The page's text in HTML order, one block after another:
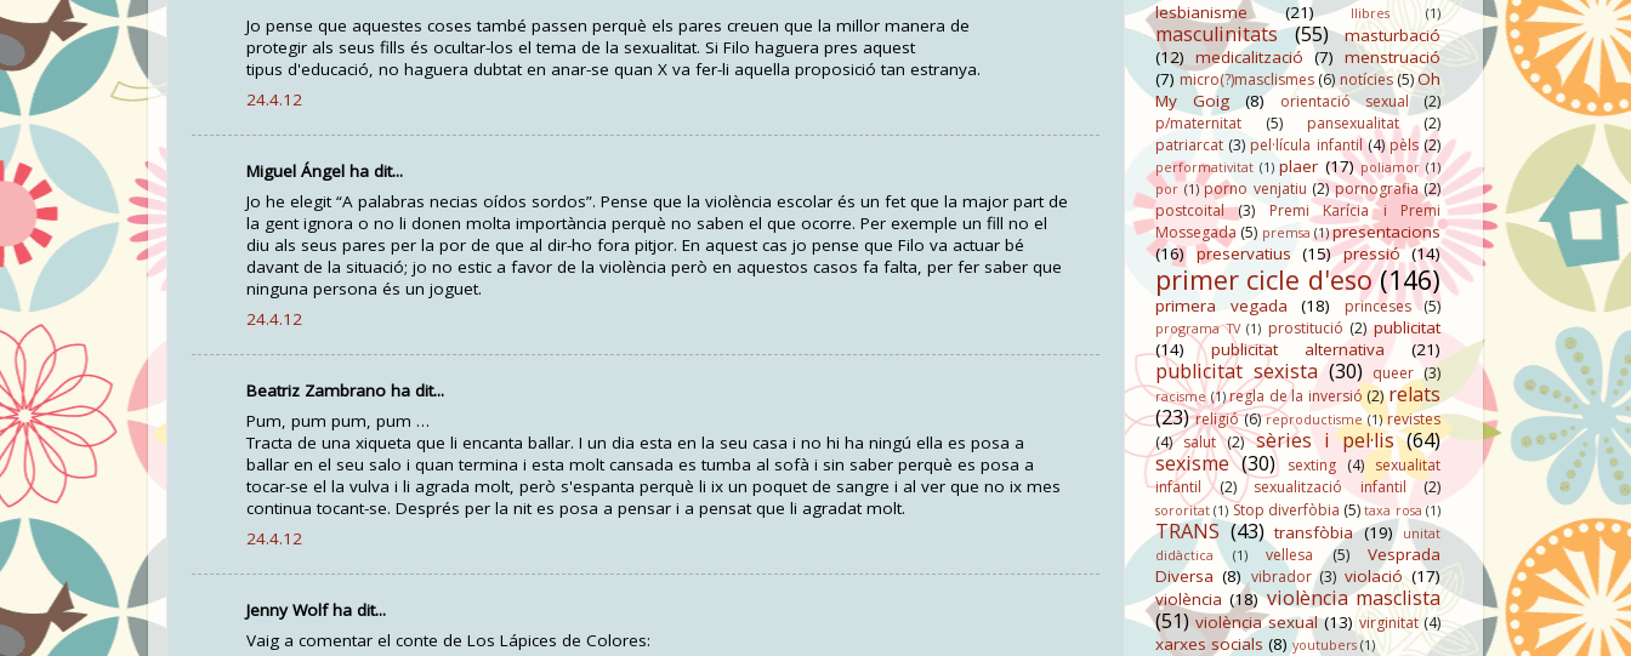
Jo pense que aquestes coses també passen perquè els pares creuen que la millor manera de
protegir als seus fills és ocultar-los el tema de la sexualitat. Si Filo haguera pres aquest
tipus d'educació, no haguera dubtat en anar-se quan X va fer-li aquella proposició tan estranya.
24.4.12
Miguel Ángel ha dit...
Jo he elegit “A palabras necias oídos sordos”. Pense que la violència escolar és un fet que la major part de
la gent ignora o no li donen molta importància perquè no saben el que ocorre. Per exemple un fill no el
diu als seus pares per la por de que al dir-ho fora pitjor. En aquest cas jo pense que Filo va actuar bé
davant de la situació; jo no estic a favor de la violència però en aquestos casos fa falta, per fer saber que
ninguna persona és un joguet.
24.4.12
Beatriz Zambrano ha dit...
Pum, pum pum, pum …
Tracta de una xiqueta que li encanta ballar. I un dia esta en la seu casa i no hi ha ningú ella es posa a
ballar en el seu salo i quan termina i esta molt cansada es tumba al sofà i sin saber perquè es posa a
tocar-se el la vulva i li agrada molt, però s'espanta perquè li ix un poquet de sangre i al ver que no ix mes
continua tocant-se. Després per la nit es posa a pensar i a pensat que li agradat molt.
24.4.12
Jenny Wolf ha dit...
Vaig a comentar el conte de Los Lápices de Colores:
lesbianisme (21) llibres (1)
masculinitats (55)
masturbació
(12) medicalització (7) menstruació
(7) micro(?)masclismes (6) notícies(5)Oh
My Goig
(8) orientació sexual
(2)
p/maternitat
(5) pansexualitat
(2)
patriarcat (3) pel·lícula infantil (4) pèls (2)
performativitat (1) plaer (17) poliamor (1)
por (1) porno venjatiu (2) pornografia (2)
postcoital
(3)
Premi Karícia i Premi
Mossegada (5) premsa (1) presentacions
(16) preservatius (15) pressió (14)
primer cicle d'eso (146)
primera vegada (18) princeses (5)
programa TV (1) prostitució (2) publicitat
(14)
publicitat alternativa (21)
publicitat sexista (30) queer (3)
racisme (1) regla de la inversió (2) relats
(23) religió (6) reproductisme (1) revistes
(4) salut (2) sèries i pel·lis (64)
sexisme (30) sexting (4) sexualitat
infantil
(2) sexualització infantil (2)
sororitat (1) Stop diverfòbia (5) taxa rosa (1)
TRANS (43) transfòbia (19)
unitat
didàctica
(1) vellesa (5)
Vesprada
Diversa (8) vibrador (3) violació (17)
violència (18) violència masclista
(51) violència sexual (13) virginitat (4)
xarxes socials (8) youtubers (1)